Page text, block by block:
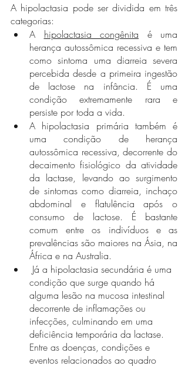
A hipolactasia pode ser dividida em três
categorias:
A hipolactasia congênita é uma
herança autossômica recessiva e tem
como sintoma uma diarreia severa
percebida desde a primeira ingestão
de lactose na infância. É uma
condição extremamente rara e
persiste por toda a vida.
A hipolactasia primária também é
uma condição de herança
autossômica recessiva, decorrente do
decaimento fisiológico da atividade
da lactase, levando ao surgimento
de sintomas como diarreia, inchaço
abdominal e flatulência após o
consumo de lactose. É bastante
comum entre os indivíduos e as
prevalências são maiores na Ásia, na
África e na Australia.
condição que surge quando há
alguma lesão na mucosa intestinal
decorrente de inflamações ou
infecções, culminando em uma
deficiência temporária da lactase.
Entre as doenças, condições e
eventos relacionados ao quadro